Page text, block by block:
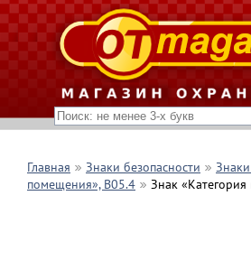
Главная Знаки безопасности
помещения», B05.4
Знак